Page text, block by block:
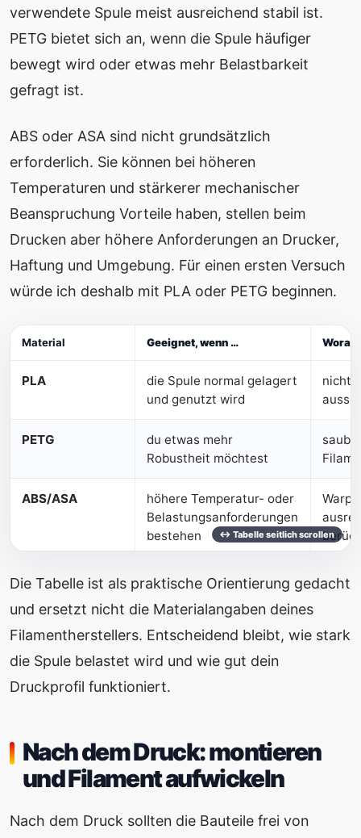
verwendete Spule meist ausreichend stabil ist.
PETG bietet sich an, wenn die Spule häufiger
bewegt wird oder etwas mehr Belastbarkeit
gefragt ist.
ABS oder ASA sind nicht grundsätzlich
erforderlich. Sie können bei höheren
Temperaturen und stärkerer mechanischer
Beanspruchung Vorteile haben, stellen beim
Drucken aber höhere Anforderungen an Drucker,
Haftung und Umgebung. Für einen ersten Versuch
würde ich deshalb mit PLA oder PETG beginnen.
Material Geeignet, wenn …
PLA
die Spule normal gelagert
und genutzt wird
nicht
PETG
du etwas mehr
Robustheit möchtest
ABS/ASA
höhere Temperatur- oder
Belastungsanforderungen
bestehen
Die Tabelle ist als praktische Orientierung gedacht
und ersetzt nicht die Materialangaben deines
Filamentherstellers. Entscheidend bleibt, wie stark
die Spule belastet wird und wie gut dein
Druckprofil funktioniert.
Nach dem Druck: montieren
und Filament aufwickeln
Nach dem Druck sollten die Bauteile frei von